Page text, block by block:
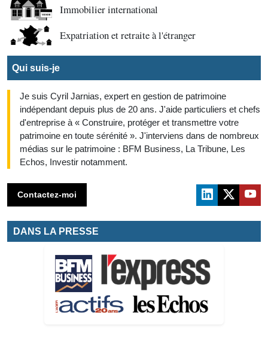
Immobilier international
Expatriation et retraite à l'étranger
Qui suis-je
Je suis Cyril Jarnias, expert en gestion de patrimoine
indépendant depuis plus de 20 ans. J'aide particuliers et chefs
d'entreprise à « Construire, protéger et transmettre votre
patrimoine en toute sérénité ». J'interviens dans de nombreux
médias sur le patrimoine : BFM Business, La Tribune, Les
Echos, Investir notamment.
Contactez-moi
DANS LA PRESSE